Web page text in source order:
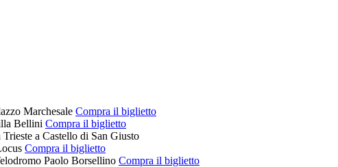
Marchesale Compra il biglietto
Bellini Compra il biglietto
Trieste a Castello di San Giusto
Compra il biglietto
Paolo Borsellino Compra il biglietto